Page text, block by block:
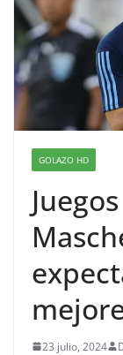
GOLAZO HD
23 julio, 2024